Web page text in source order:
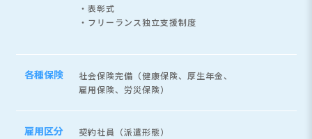
・表彰式
・フリーランス独立支援制度
各種保険
社会保険完備（健康保険、厚生年金、
雇用保険、労災保険）
雇用区分 契約社員（派遣形態）